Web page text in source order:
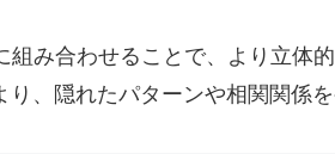
組み合わせることで、より立体
、隠れたパターンや相関関係